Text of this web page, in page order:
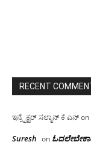
RECENT
ಇನ್ಸ್ಪೆಕ್ಟರ್ ಸಲ್ಮಾನ್ ಕೆ ಎನ್on
Suresh on